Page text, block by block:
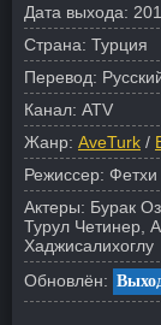
Дата выхода:
Страна: Турция
Перевод:
Канал: ATV
Жанр: AveTurk /
Режиссер:
Актеры: Бурак
Турул Четинер,
Хаджисалихоглу
Обновлён: